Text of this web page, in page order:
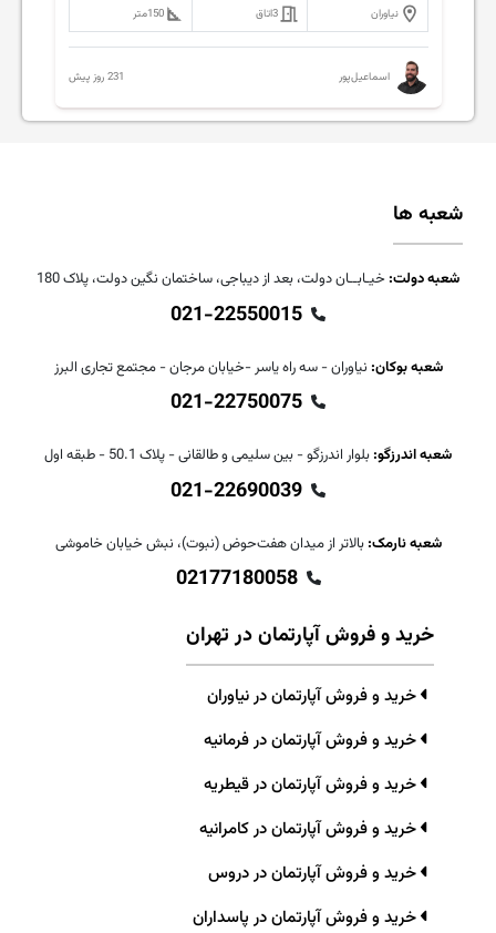
نیاوران 3اتاق 150متر
اسماعیل‌پور 231 روز پیش
شعبه ها
شعبه دولت: خیـابــان دولت، بعد از دیباجی، ساختمان نگین دولت، پلاک 180
021-22550015
شعبه بوکان: نیاوران - سه راه یاسر -خیابان مرجان - مجتمع تجاری البرز
021-22750075
شعبه اندرزگو: بلوار اندرزگو - بین سلیمی و طالقانی - پلاک 50.1 - طبقه اول
021-22690039
شعبه نارمک: بالاتر از میدان هفت‌حوض (نبوت)، نبش خیابان خاموشی
02177180058
خرید و فروش آپارتمان در تهران
خرید و فروش آپارتمان در نیاوران
خرید و فروش آپارتمان در فرمانیه
خرید و فروش آپارتمان در قیطریه
خرید و فروش آپارتمان در کامرانیه
خرید و فروش آپارتمان در دروس
خرید و فروش آپارتمان در پاسداران